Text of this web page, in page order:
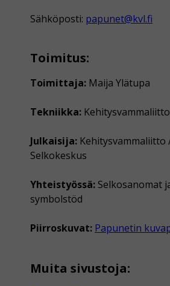
Sähköposti: papunet@kvl.fi
Toimitus:
Toimittaja: Maija Ylätupa
Tekniikka:
Julkaisija: Kehitysvammaliitto
Selkokeskus
Yhteistyössä: Selkosanomat
symbolstöd
Piirroskuvat: Papunetin
Muita sivustoja: